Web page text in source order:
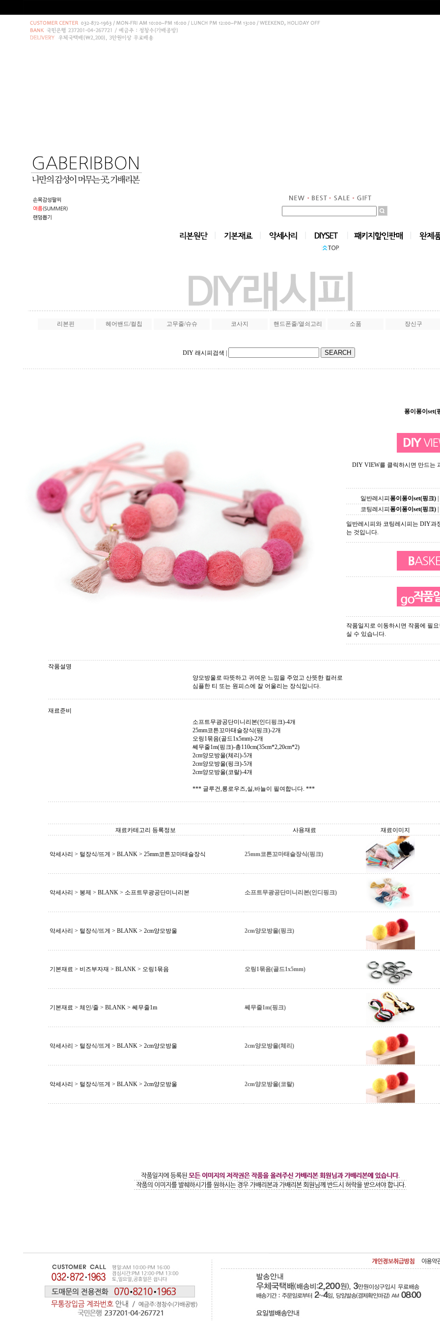
상품검색
리본핀 헤어밴드/컬칩 고무줄/슈슈 코사지 핸드폰줄/열쇠고리 소품 장신구
DIY 래시피검색
퐁이퐁이set(
DIY VIEW를 클릭하시면 만드는
일반레시피 퐁이퐁이set(핑크)|
코팅레시피 퐁이퐁이set(핑크)|
일반레시피와 코팅레시피는 DIY과
는 것입니다.
작품일지로 이동하시면 작품에 필
실 수 있습니다.
작품설명
양모방울로 따뜻하고 귀여운 느낌을 주었고 산뜻한 컬러로
심플한 티 또는 원피스에 잘 어울리는 장식입니다.
재료준비
소프트무광공단미니리본(인디핑크)-4개
25mm코튼꼬마태슬장식(핑크)-2개
오링1묶음(골드1x5mm)-2개
쎄무줄1m(핑크)-총110cm(35cm*2,20cm*2)
2cm양모방울(체리)-5개
2cm양모방울(핑크)-5개
2cm양모방울(코랄)-4개
*** 글루건,롱로우즈,실,바늘이 필여합니다. ***
재료카테고리 등록정보 사용재료 재료이미지
악세사리 > 털장식/뜨게 > BLANK > 25mm코튼꼬마태슬장식 25mm코튼꼬마태슬장식(핑크)
악세사리 > 봉제 > BLANK > 소프트무광공단미니리본 소프트무광공단미니리본(인디핑크)
악세사리 > 털장식/뜨게 > BLANK > 2cm양모방울 2cm양모방울(핑크)
기본재료 > 비즈부자재 > BLANK > 오링1묶음 오링1묶음(골드1x5mm)
기본재료 > 체인/줄 > BLANK > 쎄무줄1m 쎄무줄1m(핑크)
악세사리 > 털장식/뜨게 > BLANK > 2cm양모방울 2cm양모방울(체리)
악세사리 > 털장식/뜨게 > BLANK > 2cm양모방울 2cm양모방울(코랄)